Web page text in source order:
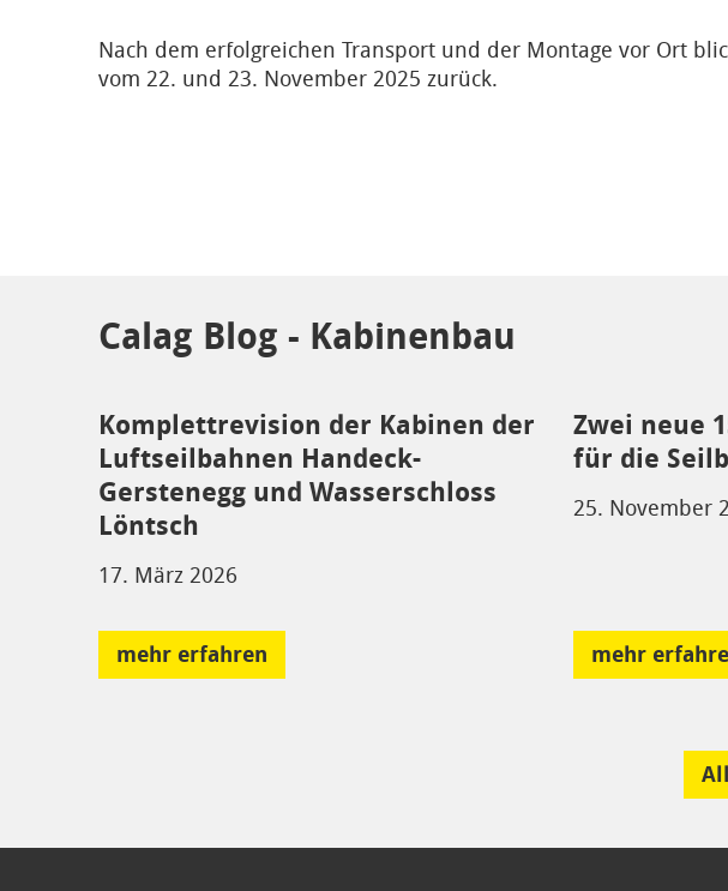
Nach dem erfolgreichen Transport und der Montage vor Ort
vom 22. und 23. November 2025 zurück.
Calag Blog - Kabinenbau
Komplettrevision der Kabinen der
Luftseilbahnen Handeck-
Gerstenegg und Wasserschloss
Löntsch
17. März 2026
mehr erfahren
Zwei neue
für die
25. November
mehr